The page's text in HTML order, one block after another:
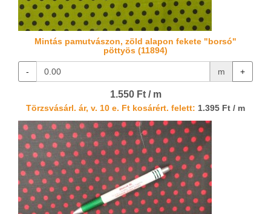
Mintás pamutvászon, zöld alapon fekete "borsó"
pöttyös (11894)
- m +
1.550 Ft / m
Törzsvásárl. ár, v. 10 e. Ft kosárért. felett: 1.395 Ft / m